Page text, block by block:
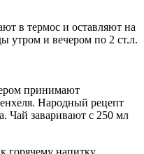
в термос и оставляют на
утром и вечером по 2 ст.л.
принимают
Народный рецепт
Чай заваривают с 250 мл